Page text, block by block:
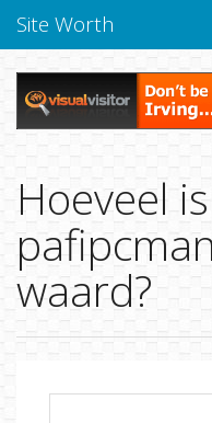
Site Worth
Hoeveel is
waard?